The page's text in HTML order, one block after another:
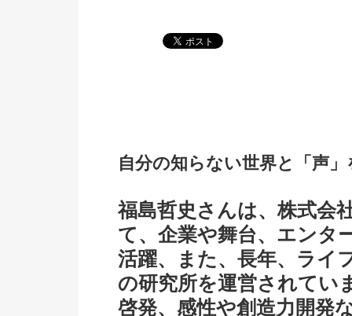
自分の知らない世界と「声
福島哲史さんは、株式会
て、企業や舞台、エンタ
活躍、また、長年、ライ
の研究所を運営されてい
啓発、感性や創造力開発